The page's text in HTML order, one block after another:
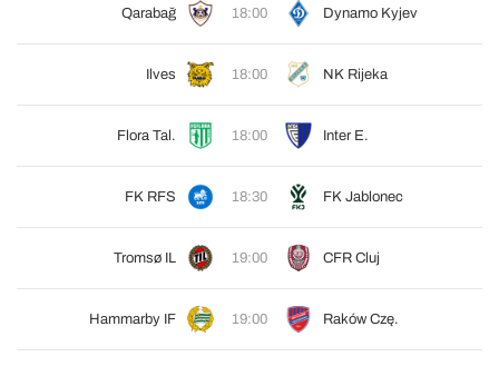
Qarabağ 18:00 Dynamo Kyjev
Ilves 18:00 NK Rijeka
Flora Tal. 18:00 Inter E.
FK RFS 18:30 FK Jablonec
Tromsø IL 19:00 CFR Cluj
Hammarby IF 19:00 Raków Czę.